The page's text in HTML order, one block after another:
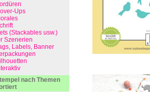
Ups
(Stackables usw.)
Szenerien
Labels, Banner
nach Themen